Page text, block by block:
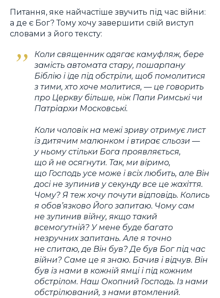
Питання, яке найчастіше звучить під час війни:
а де є Бог? Тому хочу завершити свій виступ
словами з його тексту:
Коли священник одягає камуфляж, бере
замість автомата стару, пошарпану
Біблію і їде під обстріли, щоб помолитися
з тими, хто хоче молитися, — це говорить
про Церкву більше, ніж Папи Римські чи
Патріархи Московські.
Коли чоловік на межі зриву отримує лист
із дитячим малюнком і втирає сльози —
у ньому стільки Бога проявляється,
що й не осягнути. Так, ми віримо,
що Господь усе може і всіх любить, але Він
досі не зупинив у секунду все це жахіття.
Чому? Я теж хочу почути відповідь. Колись
я обов’язково Його запитаю. Чому сам
не зупинив війну, якщо такий
всемогутній? У мене буде багато
незручних запитань. Але я точно
не спитаю, де Він був? Де був Бог під час
війни? Саме це я знаю. Бачив і відчув. Він
був із нами в кожній ямці і під кожним
обстрілом. Наш Окопний Господь. Із нами
обстрілюваний, з нами втомлений.